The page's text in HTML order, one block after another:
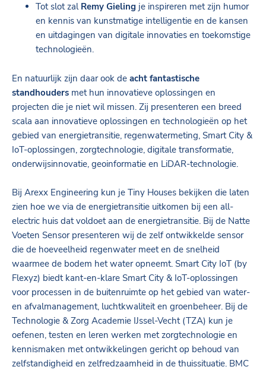
Tot slot zal Remy Gieling je inspireren met zijn humor
en kennis van kunstmatige intelligentie en de kansen
en uitdagingen van digitale innovaties en toekomstige
technologieën.
En natuurlijk zijn daar ook de acht fantastische
standhouders met hun innovatieve oplossingen en
projecten die je niet wil missen. Zij presenteren een breed
scala aan innovatieve oplossingen en technologieën op het
gebied van energietransitie, regenwatermeting, Smart City &
IoT-oplossingen, zorgtechnologie, digitale transformatie,
onderwijsinnovatie, geoinformatie en LiDAR-technologie.
Bij Arexx Engineering kun je Tiny Houses bekijken die laten
zien hoe we via de energietransitie uitkomen bij een all-
electric huis dat voldoet aan de energietransitie. Bij de Natte
Voeten Sensor presenteren wij de zelf ontwikkelde sensor
die de hoeveelheid regenwater meet en de snelheid
waarmee de bodem het water opneemt. Smart City IoT (by
Flexyz) biedt kant-en-klare Smart City & IoT-oplossingen
voor processen in de buitenruimte op het gebied van water-
en afvalmanagement, luchtkwaliteit en groenbeheer. Bij de
Technologie & Zorg Academie IJssel-Vecht (TZA) kun je
oefenen, testen en leren werken met zorgtechnologie en
kennismaken met ontwikkelingen gericht op behoud van
zelfstandigheid en zelfredzaamheid in de thuissituatie. BMC